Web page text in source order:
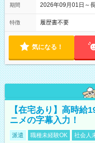
期間 2026年09月01日
特徴 履歴書不要
気になる！
【在宅あり】高時給
ニメの字幕入力！
派遣 職種未経験OK 社会人